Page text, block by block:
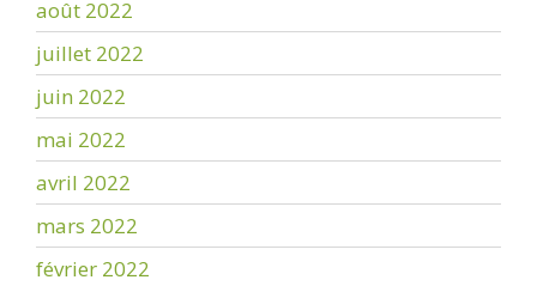
août 2022
juillet 2022
juin 2022
mai 2022
avril 2022
mars 2022
février 2022